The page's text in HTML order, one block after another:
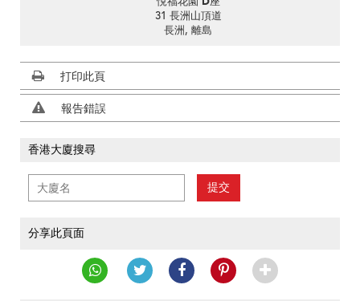
31 長洲山頂道
長洲, 離島
打印此頁
報告錯誤
香港大廈搜尋
提交
分享此頁面